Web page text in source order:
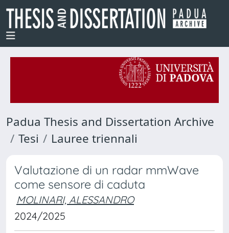
Padua Thesis and Dissertation Archive
Tesi
Lauree triennali
Valutazione di un radar mmWave
come sensore di caduta
MOLINARI, ALESSANDRO
2024/2025